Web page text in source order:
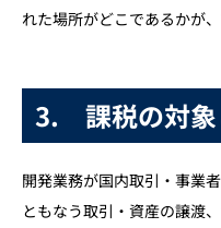
れた場所がどこであるかが
3. 課税の対象
開発業務が国内取引・事業
ともなう取引・資産の譲渡